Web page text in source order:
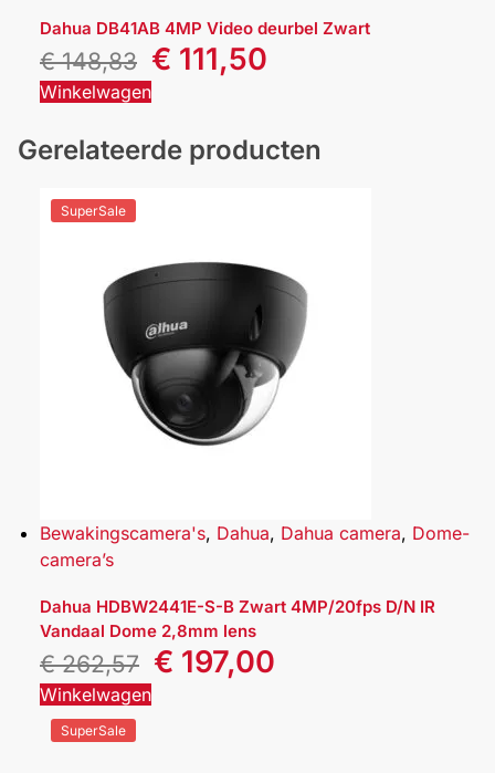
Dahua DB41AB 4MP Video deurbel Zwart
€148,83 € 111,50
Winkelwagen
Gerelateerde producten
SuperSale
Bewakingscamera's, Dahua, Dahua camera, Dome-
camera’s
Dahua HDBW2441E-S-B Zwart 4MP/20fps D/N IR
Vandaal Dome 2,8mm lens
€262,57 € 197,00
Winkelwagen
SuperSale